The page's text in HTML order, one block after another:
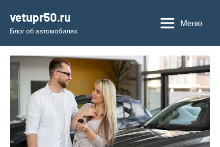
содержимому
vetupr50.ru
Блог об автомобилях
Меню